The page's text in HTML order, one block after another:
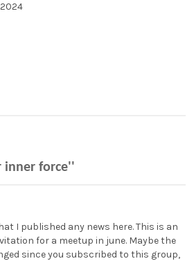
inner force''
I published any news here. This is an
for a meetup in june. Maybe the
since you subscribed to this group,